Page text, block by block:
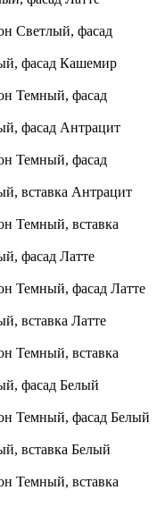
Светлый, фасад
Темный, фасад
Темный, фасад
Темный, вставка
Темный, фасад Латте
Темный, вставка
Темный, фасад Белый
Темный, вставка